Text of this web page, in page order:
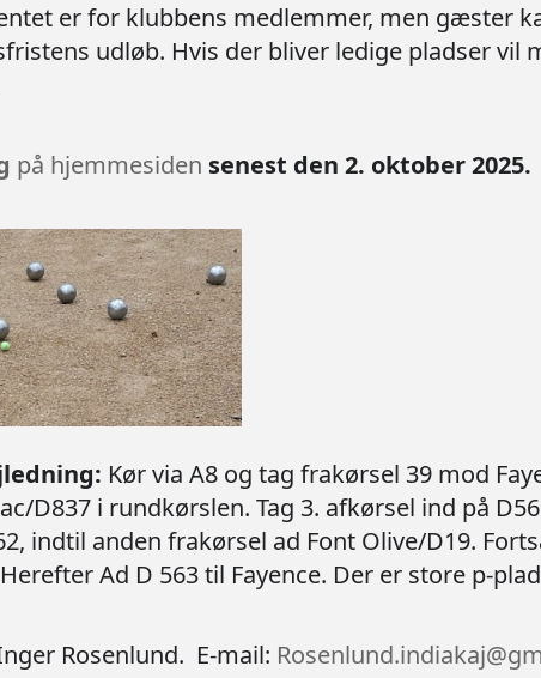
er for klubbens medlemmer, men gæster
udløb. Hvis der bliver ledige pladser
på hjemmesiden senest den 2. oktober 2025.
Kør via A8 og tag frakørsel 39 mod
D837 i rundkørslen. Tag 3. afkørsel ind på
indtil anden frakørsel ad Font Olive/D19.
Ad D 563 til Fayence. Der er store p-
Rosenlund. E-mail: